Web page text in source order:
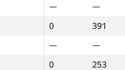
—
—
0
391
—
—
0
253
—
—
0
391
—
—
0
253